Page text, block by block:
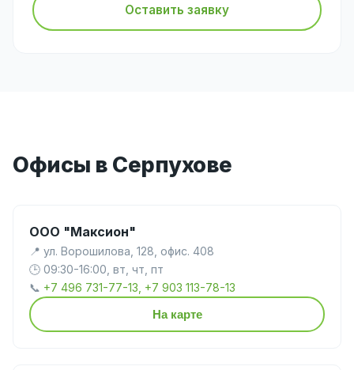
Оставить заявку
Офисы в Серпухове
ООО "Максион"
📍 ул. Ворошилова, 128, офис. 408
🕒 09:30-16:00, вт, чт, пт
📞 +7 496 731-77-13, +7 903 113-78-13
На карте